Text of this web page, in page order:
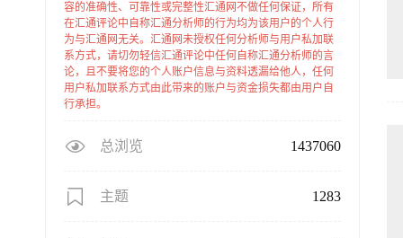
容的准确性、可靠性或完整性汇通网不做任何保证，所有
在汇通评论中自称汇通分析师的行为均为该用户的个人行
为与汇通网无关。汇通网未授权任何分析师与用户私加联
系方式，请切勿轻信汇通评论中任何自称汇通分析师的言
论，且不要将您的个人账户信息与资料透漏给他人，任何
用户私加联系方式由此带来的账户与资金损失都由用户自
行承担。
总浏览 1437060
主题 1283